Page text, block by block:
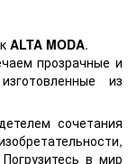
ALTA MODA.
прозрачные и
из
сочетания
в мир